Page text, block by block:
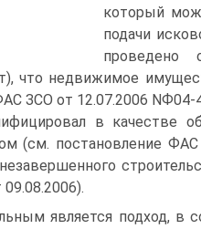
который
подачи
проведено
что недвижимое
ЗСО от 12.07.2006
в качестве
(см. постановление
является подход, в